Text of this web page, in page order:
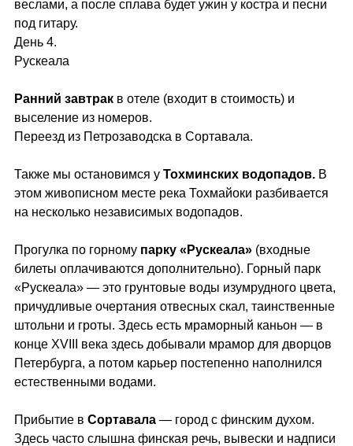
веслами, а после сплава будет ужин у костра и песни
под гитару.
День 4.
Рускеала
Ранний завтрак в отеле (входит в стоимость) и
выселение из номеров.
Переезд из Петрозаводска в Сортавала.
Также мы остановимся у Тохминских водопадов. В
этом живописном месте река Тохмайоки разбивается
на несколько независимых водопадов.
Прогулка по горному парку «Рускеала» (входные
билеты оплачиваются дополнительно). Горный парк
«Рускеала» — это грунтовые воды изумрудного цвета,
причудливые очертания отвесных скал, таинственные
штольни и гроты. Здесь есть мраморный каньон — в
конце XVIII века здесь добывали мрамор для дворцов
Петербурга, а потом карьер постепенно наполнился
естественными водами.
Прибытие в Сортавала — город с финским духом.
Здесь часто слышна финская речь, вывески и надписи